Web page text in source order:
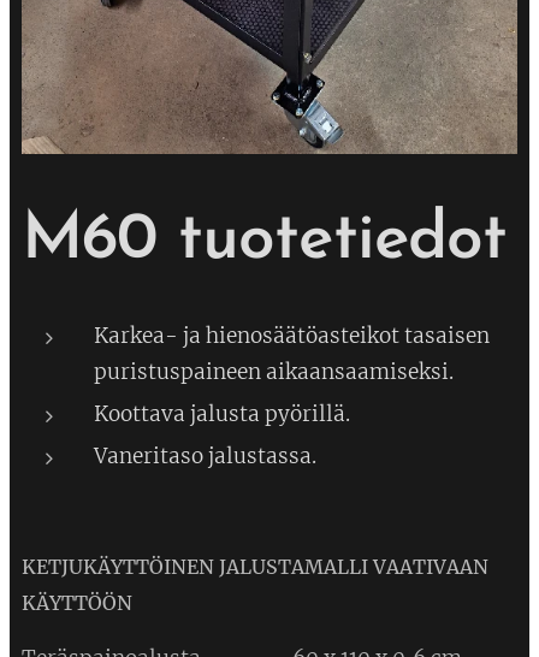
M60 tuotetiedot
Karkea- ja hienosäätöasteikot tasaisen
puristuspaineen aikaansaamiseksi.
Koottava jalusta pyörillä.
Vaneritaso jalustassa.
KETJUKÄYTTÖINEN JALUSTAMALLI VAATIVAAN
KÄYTTÖÖN